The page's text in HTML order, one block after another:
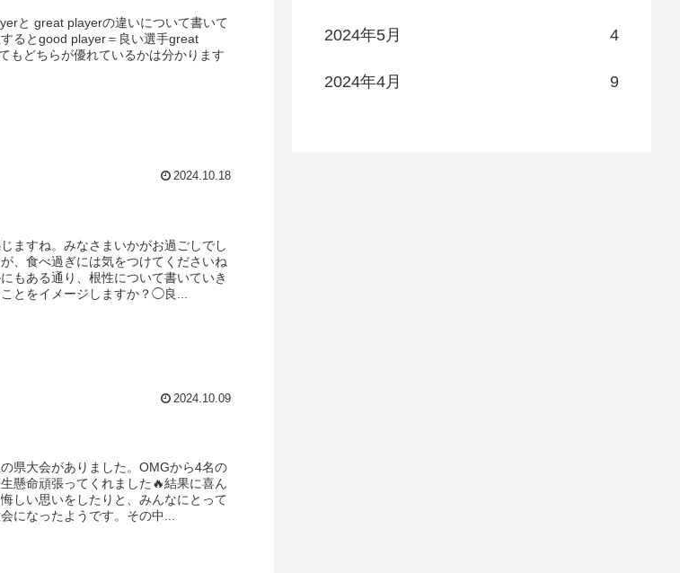
と great playerの違いについて書いて
るとgood player＝良い選手great
もどちらが優れているかは分かります
2024.10.18
ますね。みなさまいかがお過ごしでし
、食べ過ぎには気をつけてくださいね
もある通り、根性について書いていき
とをイメージしますか？◯良...
2024.10.09
県大会がありました。OMGから4名の
懸命頑張ってくれました🔥結果に喜ん
しい思いをしたりと、みんなにとって
になったようです。その中...
2024年5月 4
2024年4月 9